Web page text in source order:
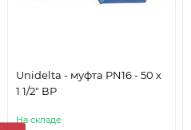
Unidelta - муфта PN16 - 50 х
1 1/2" ВР
На складе